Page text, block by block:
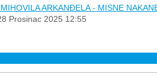
ARKANĐELA - MISNE
Prosinac 2025 12:55